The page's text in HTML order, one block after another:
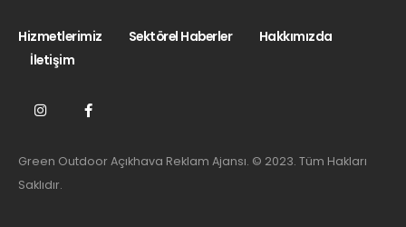
Hizmetlerimiz Sektörel Haberler
Hakkımızda
İletişim
Green Outdoor Açıkhava Reklam Ajansı. © 2023. Tüm Hakları
Saklıdır.